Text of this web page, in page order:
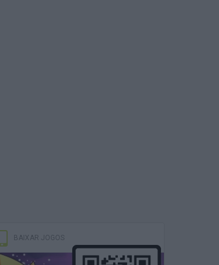
BAIXAR JOGOS